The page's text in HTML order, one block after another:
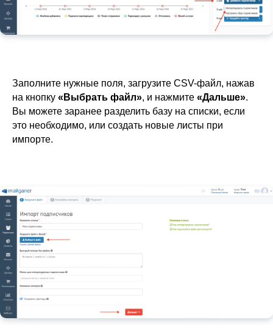
Заполните нужные поля, загрузите CSV-файл, нажав
на кнопку «Выбрать файл», и нажмите «Дальше».
Вы можете заранее разделить базу на списки, если
это необходимо, или создать новые листы при
импорте.